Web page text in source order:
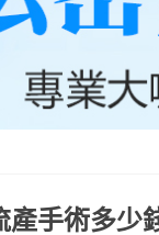
產手術多少